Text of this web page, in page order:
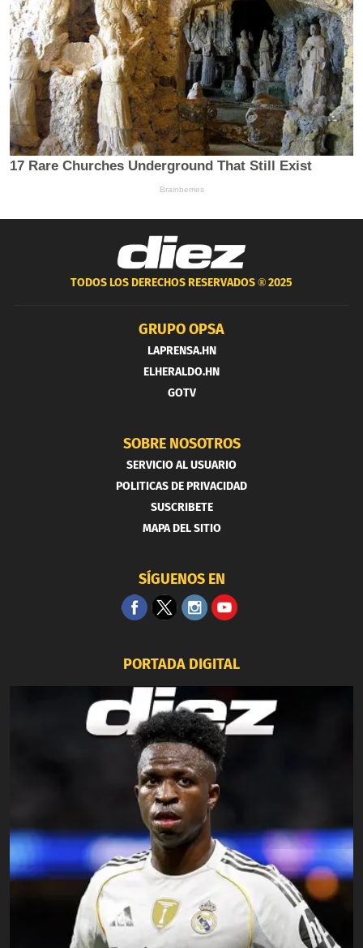
TODOS LOS DERECHOS RESERVADOS ®2025
GRUPO OPSA
LAPRENSA.HN
ELHERALDO.HN
GOTV
SOBRE NOSOTROS
SERVICIO AL USUARIO
POLITICAS DE PRIVACIDAD
SUSCRIBETE
MAPA DEL SITIO
SÍGUENOS EN
PORTADA DIGITAL